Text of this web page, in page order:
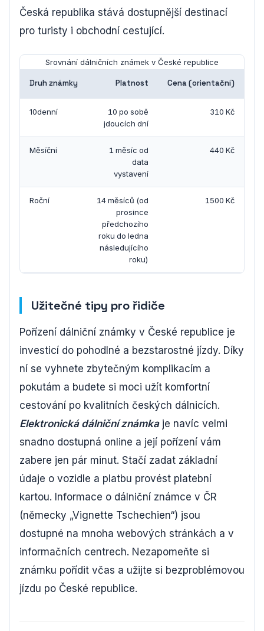
Česká republika stává dostupnější destinací
pro turisty i obchodní cestující.
Srovnání dálničních známek v České republice
Druh známky Platnost Cena (orientační)
10denní
10 po sobě
jdoucích dní
310 Kč
Měsíční
1 měsíc od
data
vystavení
440 Kč
Roční
14 měsíců (od
prosince
předchozího
roku do ledna
následujícího
roku)
1500 Kč
Užitečné tipy pro řidiče
Pořízení dálniční známky v České republice je
investicí do pohodlné a bezstarostné jízdy. Díky
ní se vyhnete zbytečným komplikacím a
pokutám a budete si moci užít komfortní
cestování po kvalitních českých dálnicích.
Elektronická dálniční známkaje navíc velmi
snadno dostupná online a její pořízení vám
zabere jen pár minut. Stačí zadat základní
údaje o vozidle a platbu provést platební
kartou. Informace o dálniční známce v ČR
(německy „Vignette Tschechien“) jsou
dostupné na mnoha webových stránkách a v
informačních centrech. Nezapomeňte si
známku pořídit včas a užijte si bezproblémovou
jízdu po České republice.